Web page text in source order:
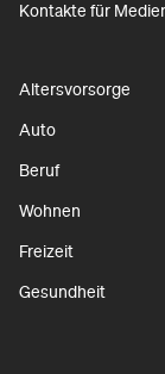
Kontakte für
Altersvorsorge
Auto
Beruf
Wohnen
Freizeit
Gesundheit